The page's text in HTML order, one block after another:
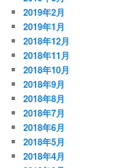
2019年2月
2019年1月
2018年12月
2018年11月
2018年10月
2018年9月
2018年8月
2018年7月
2018年6月
2018年5月
2018年4月